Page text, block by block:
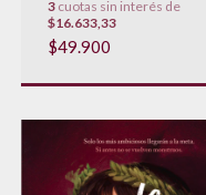
3 cuotas sin interés de
$16.633,33
$49.900